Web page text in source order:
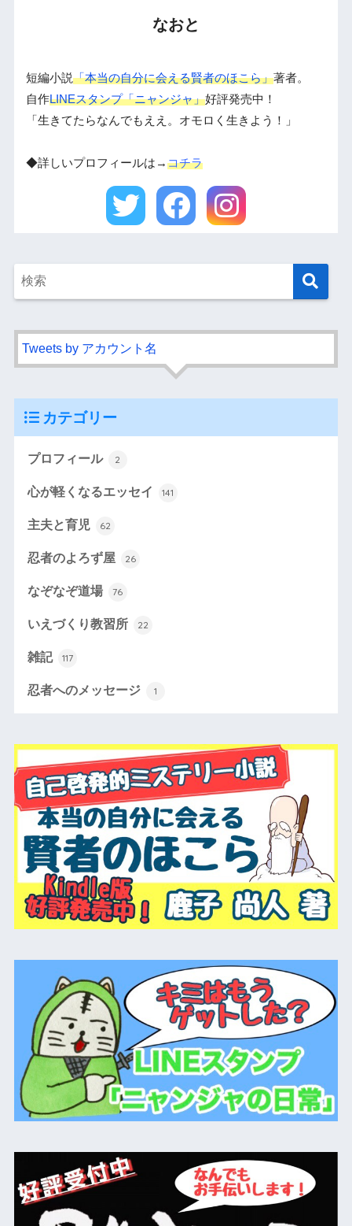
なおと
短編小説「本当の自分に会える賢者のほこら」著者。
自作LINEスタンプ「ニャンジャ」好評発売中！
「生きてたらなんでもええ。オモロく生きよう！」
◆詳しいプロフィールは→コチラ
Tweets by アカウント名
カテゴリー
プロフィール 2
心が軽くなるエッセイ 141
主夫と育児 62
忍者のよろず屋 26
なぞなぞ道場 76
いえづくり教習所 22
雑記 117
忍者へのメッセージ 1